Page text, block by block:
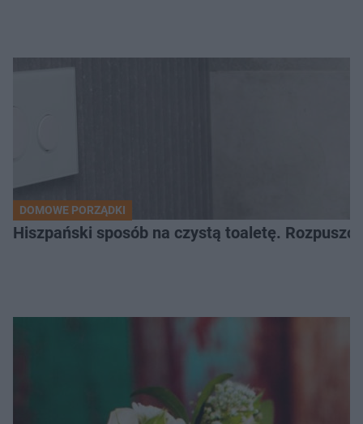
DOMOWE PORZĄDKI
Hiszpański sposób na czystą toaletę.